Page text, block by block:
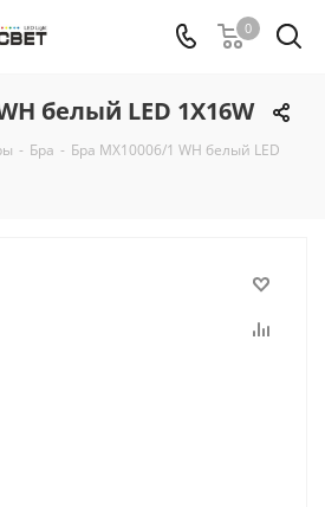
0
белый LED 1X16W
- Бра - Бра MX10006/1 WH белый LED